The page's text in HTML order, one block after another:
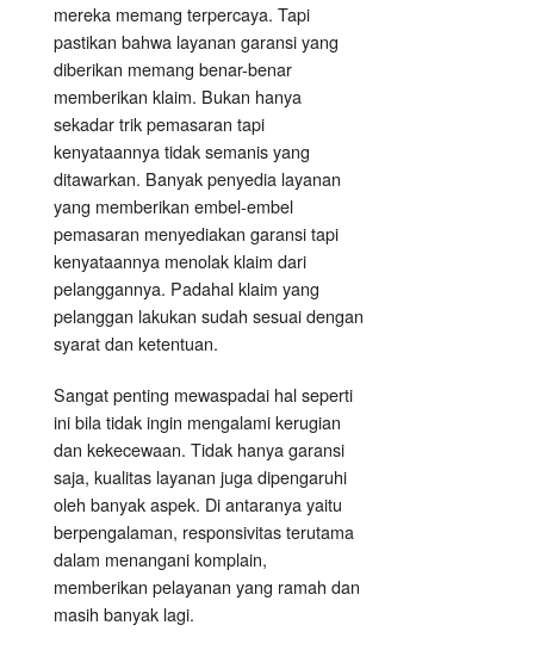
mereka memang terpercaya. Tapi
pastikan bahwa layanan garansi yang
diberikan memang benar-benar
memberikan klaim. Bukan hanya
sekadar trik pemasaran tapi
kenyataannya tidak semanis yang
ditawarkan. Banyak penyedia layanan
yang memberikan embel-embel
pemasaran menyediakan garansi tapi
kenyataannya menolak klaim dari
pelanggannya. Padahal klaim yang
pelanggan lakukan sudah sesuai dengan
syarat dan ketentuan.
Sangat penting mewaspadai hal seperti
ini bila tidak ingin mengalami kerugian
dan kekecewaan. Tidak hanya garansi
saja, kualitas layanan juga dipengaruhi
oleh banyak aspek. Di antaranya yaitu
berpengalaman, responsivitas terutama
dalam menangani komplain,
memberikan pelayanan yang ramah dan
masih banyak lagi.